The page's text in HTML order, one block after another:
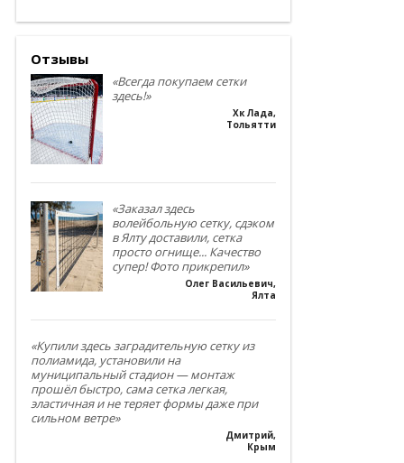
Отзывы
«Всегда покупаем сетки
здесь!»
Хк Лада,
Тольятти
«Заказал здесь
волейбольную сетку, сдэком
в Ялту доставили, сетка
просто огнище... Качество
супер! Фото прикрепил»
Олег Васильевич,
Ялта
«Купили здесь заградительную сетку из
полиамида, установили на
муниципальный стадион — монтаж
прошёл быстро, сама сетка легкая,
эластичная и не теряет формы даже при
сильном ветре»
Дмитрий,
Крым